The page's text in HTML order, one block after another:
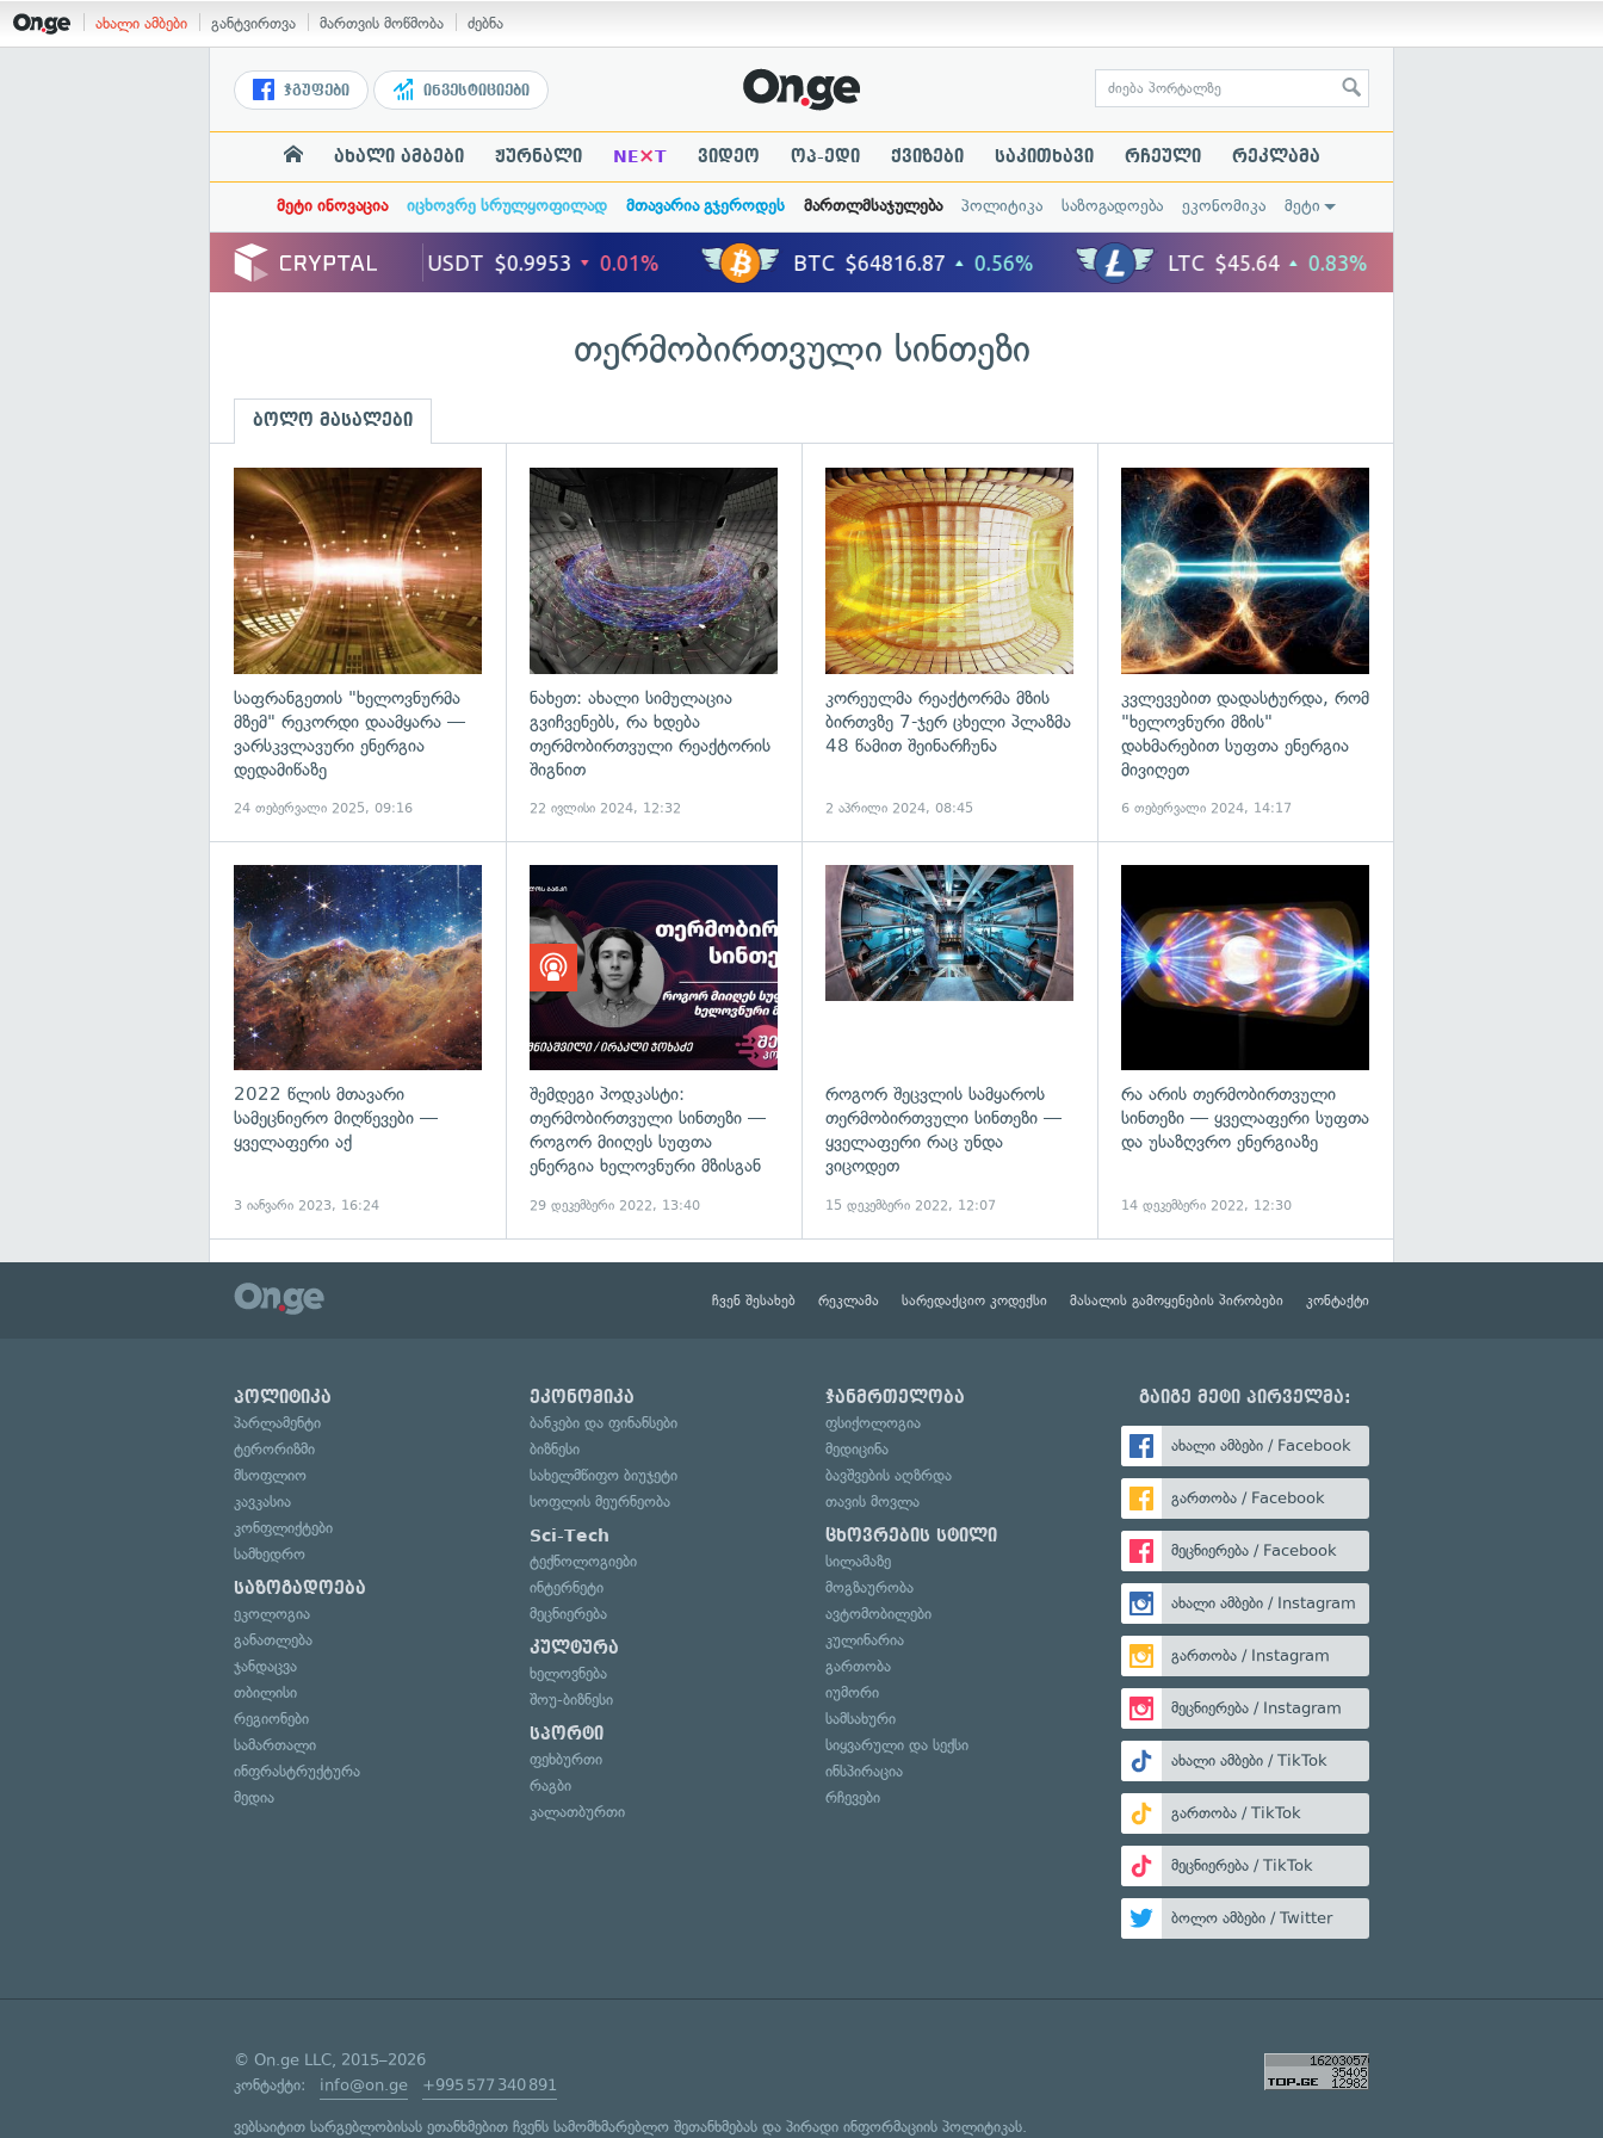
ახალი ამბები განტვირთვა მართვის მოწმობა ძებნა
ჯგუფები ინვესტიციები
ახალი ამბები ჟურნალი NE×T ვიდეო ოპ-ედი ქვიზები საკითხავი რჩეული რეკლამა
მეტი ინოვაცია იცხოვრე სრულყოფილად მთავარია გჯეროდეს მართლმსაჯულება პოლიტიკა საზოგადოება ეკონომიკა მეტი
თერმობირთვული სინთეზი
ბოლო მასალები
გადახედვა
საფრანგეთის "ხელოვნურმა
მზემ" რეკორდი დაამყარა —
ვარსკვლავური ენერგია
დედამიწაზე
24 თებერვალი 2025, 09:16
გადახედვა
ნახეთ: ახალი სიმულაცია
გვიჩვენებს, რა ხდება
თერმობირთვული რეაქტორის
შიგნით
22 ივლისი 2024, 12:32
გადახედვა
კორეულმა რეაქტორმა მზის
ბირთვზე 7-ჯერ ცხელი პლაზმა
48 წამით შეინარჩუნა
2 აპრილი 2024, 08:45
კვლევებით დადასტურდა, რომ
"ხელოვნური მზის"
დახმარებით სუფთა ენერგია
მივიღეთ
6 თებერვალი 2024, 14:17
გადახედვა
2022 წლის მთავარი
სამეცნიერო მიღწევები —
ყველაფერი აქ
3 იანვარი 2023, 16:24
შემდეგი პოდკასტი:
თერმობირთვული სინთეზი —
როგორ მიიღეს სუფთა
ენერგია ხელოვნური მზისგან
29 დეკემბერი 2022, 13:40
როგორ შეცვლის სამყაროს
თერმობირთვული სინთეზი —
ყველაფერი რაც უნდა
ვიცოდეთ
15 დეკემბერი 2022, 12:07
რა არის თერმობირთვული
სინთეზი — ყველაფერი სუფთა
და უსაზღვრო ენერგიაზე
14 დეკემბერი 2022, 12:30
ჩვენ შესახებ რეკლამა სარედაქციო კოდექსი მასალის გამოყენების პირობები კონტაქტი
პოლიტიკა
პარლამენტი
ტერორიზმი
მსოფლიო
კავკასია
კონფლიქტები
სამხედრო
საზოგადოება
ეკოლოგია
განათლება
ჯანდაცვა
თბილისი
რეგიონები
სამართალი
ინფრასტრუქტურა
მედია
ეკონომიკა
ბანკები და ფინანსები
ბიზნესი
სახელმწიფო ბიუჯეტი
სოფლის მეურნეობა
Sci-Tech
ტექნოლოგიები
ინტერნეტი
მეცნიერება
კულტურა
ხელოვნება
შოუ-ბიზნესი
სპორტი
ფეხბურთი
რაგბი
კალათბურთი
ჯანმრთელობა
ფსიქოლოგია
მედიცინა
ბავშვების აღზრდა
თავის მოვლა
ცხოვრების სტილი
სილამაზე
მოგზაურობა
ავტომობილები
კულინარია
გართობა
იუმორი
სამსახური
სიყვარული და სექსი
ინსპირაცია
რჩევები
გაიგე მეტი პირველმა:
ახალი ამბები / Facebook
გართობა / Facebook
მეცნიერება / Facebook
ახალი ამბები / Instagram
გართობა / Instagram
მეცნიერება / Instagram
ახალი ამბები / TikTok
გართობა / TikTok
მეცნიერება / TikTok
ბოლო ამბები / Twitter
© On.ge LLC, 2015–2026
კონტაქტი: info@on.ge +995 577 340 891
ვებსაიტით სარგებლობისას ეთანხმებით ჩვენს სამომხმარებლო შეთანხმებას და პირადი ინფორმაციის პოლიტიკას